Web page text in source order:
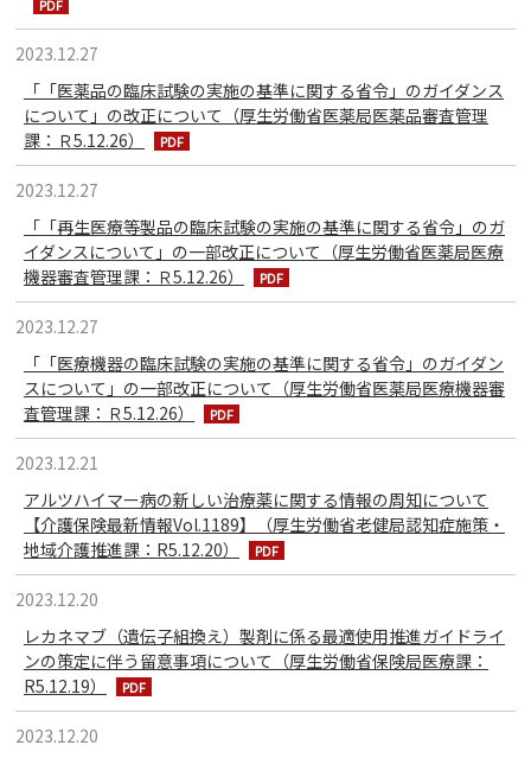
2023.12.27
「「医薬品の臨床試験の実施の基準に関する省令」のガイダンス
について」の改正について（厚生労働省医薬局医薬品審査管理
課：Ｒ5.12.26）
2023.12.27
「「再生医療等製品の臨床試験の実施の基準に関する省令」のガ
イダンスについて」の一部改正について（厚生労働省医薬局医療
機器審査管理課：Ｒ5.12.26）
2023.12.27
「「医療機器の臨床試験の実施の基準に関する省令」のガイダン
スについて」の一部改正について（厚生労働省医薬局医療機器審
査管理課：Ｒ5.12.26）
2023.12.21
アルツハイマー病の新しい治療薬に関する情報の周知について
【介護保険最新情報Vol.1189】（厚生労働省老健局認知症施策・
地域介護推進課：R5.12.20）
2023.12.20
レカネマブ（遺伝子組換え）製剤に係る最適使用推進ガイドライ
ンの策定に伴う留意事項について（厚生労働省保険局医療課：
R5.12.19）
2023.12.20